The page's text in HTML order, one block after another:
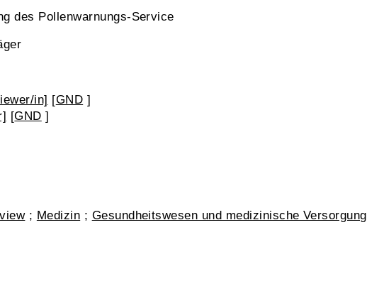
des Pollenwarnungs-Service
in] [GND ]
[GND ]
; Medizin ; Gesundheitswesen und medizinische Versorgung